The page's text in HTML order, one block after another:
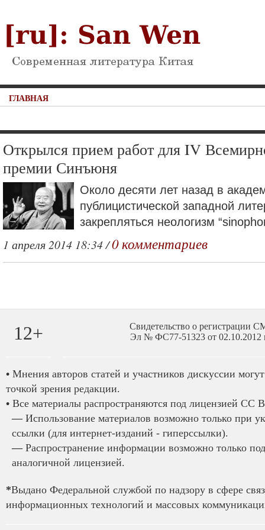
ГЛАВНАЯ
Открылся прием работ для IV
премии Синъюня
Около десяти лет назад в
публицистической западной
закрепляться неологизм
1 апреля 2014 18:34 /0 комментариев
12+
Свидетельство о регистрации
Эл № ФС77-51323 от 02.10.2012
• Мнения авторов статей и участников дискуссии
точкой зрения редакции.
• Все материалы распространяются под лицензией CC
—Использование материалов возможно только при
ссылки (для интернет-изданий - гиперссылки).
—Распространение информации возможно только
аналогичной лицензией.
*Выдано Федеральной службой по надзору в сфере
информационных технологий и массовых